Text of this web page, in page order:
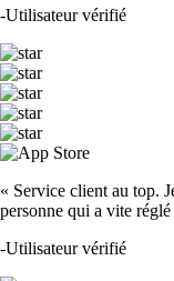
-Utilisateur vérifié
« Service client au top.
personne qui a vite
-Utilisateur vérifié